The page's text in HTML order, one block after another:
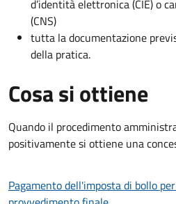
d’identità elettronica (CIE) o
(CNS)
tutta la documentazione
della pratica.
Cosa si ottiene
Quando il procedimento
positivamente si ottiene una
Pagamento dell'imposta di bollo